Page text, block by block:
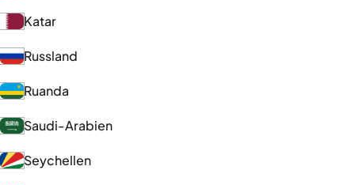
Katar
Russland
Ruanda
Saudi-Arabien
Seychellen